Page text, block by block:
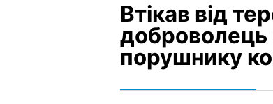
Втікав від
доброволець
порушнику